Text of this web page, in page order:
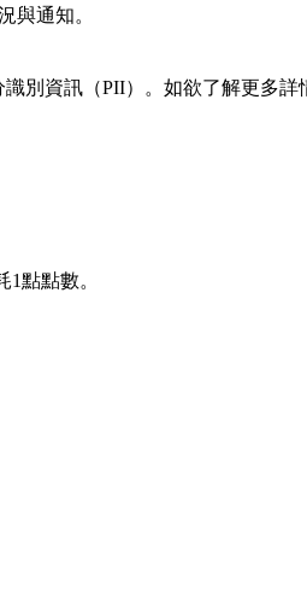
與通知。
別資訊（PII）。如欲了解更多詳
點點數。